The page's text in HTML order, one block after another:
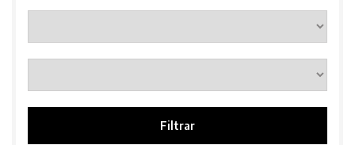
Filtrar